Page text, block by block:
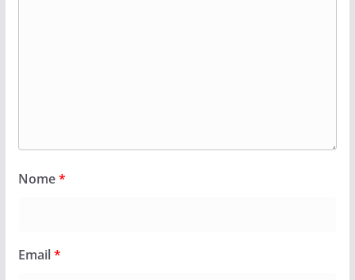
Nome*
Email*